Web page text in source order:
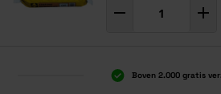
Boven 2.000 gratis